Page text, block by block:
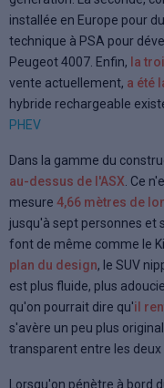
installée en Europe pour
technique à PSA pour
Peugeot 4007. Enfin, la
vente actuellement, a été
hybride rechargeable
PHEV
Dans la gamme du
au-dessus de l'ASX . Ce
mesure 4,66 mètres de
jusqu'à sept personnes et
font de même comme le
plan du design, le SUV
est plus fluide, plus
qu'on pourrait dire qu'il
s'avère un peu plus
transparent entre les deux
Lorsqu'on pénètre à bord